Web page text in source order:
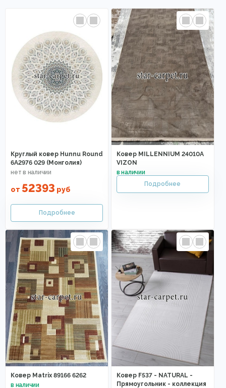
Круглый ковер Hunnu Round
6A2976 029 (Монголия)
от 52393 руб
Ковер MILLENNIUM 24010A
VIZON
Ковер Matrix 89166 6262
Ковер F537 - NATURAL -
Прямоугольник - коллекция